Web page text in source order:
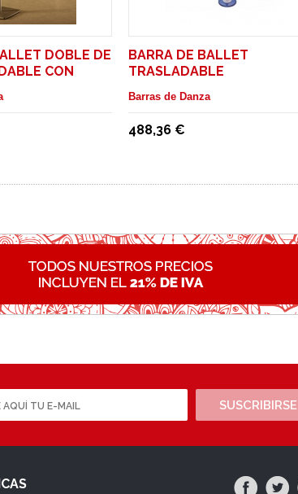
DOBLE DE
CON
BARRA DE BALLET
TRASLADABLE
Barras de Danza
488,36 €
SUSCRIBIRSE